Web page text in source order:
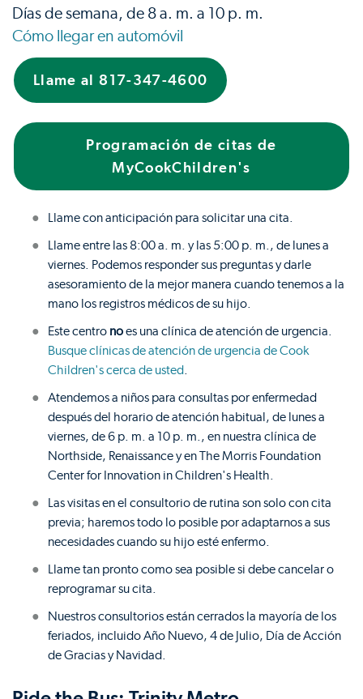
Días de semana, de 8 a. m. a 10 p. m.
Cómo llegar en automóvil
Llame al 817-347-4600
Programación de citas de
MyCookChildren's
Llame con anticipación para solicitar una cita.
Llame entre las 8:00 a. m. y las 5:00 p. m., de lunes a
viernes. Podemos responder sus preguntas y darle
asesoramiento de la mejor manera cuando tenemos a la
mano los registros médicos de su hijo.
Este centro noes una clínica de atención de urgencia.
Busque clínicas de atención de urgencia de Cook
Children's cerca de usted
Atendemos a niños para consultas por enfermedad
después del horario de atención habitual, de lunes a
viernes, de 6 p. m. a 10 p. m., en nuestra clínica de
Northside, Renaissance y en The Morris Foundation
Center for Innovation in Children's Health.
Las visitas en el consultorio de rutina son solo con cita
previa; haremos todo lo posible por adaptarnos a sus
necesidades cuando su hijo esté enfermo.
Llame tan pronto como sea posible si debe cancelar o
reprogramar su cita.
Nuestros consultorios están cerrados la mayoría de los
feriados, incluido Año Nuevo, 4 de Julio, Día de Acción
de Gracias y Navidad.